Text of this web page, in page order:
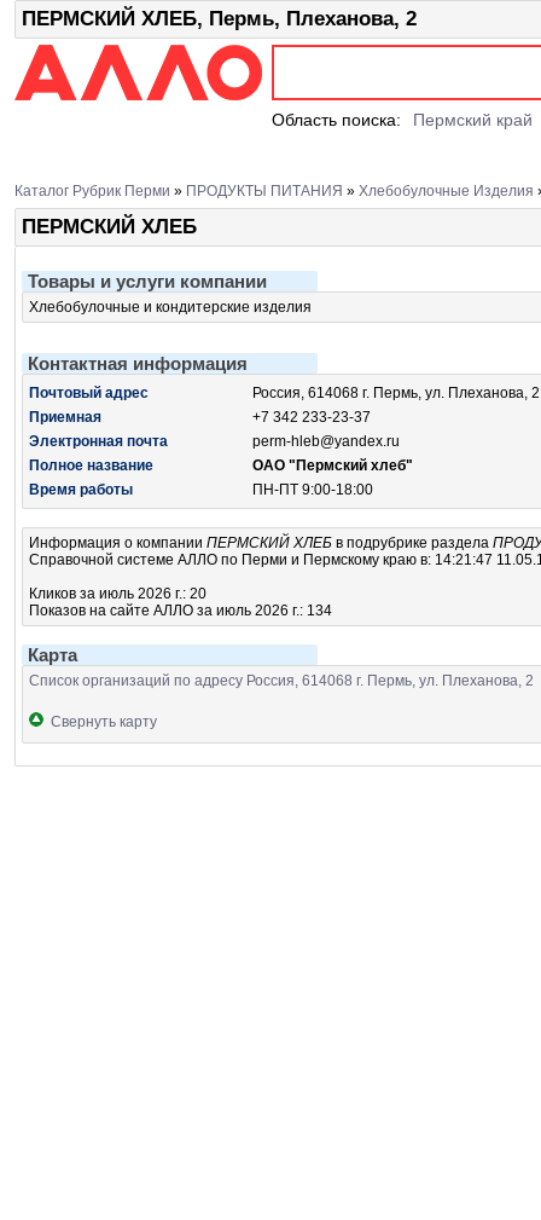
ПЕРМСКИЙ ХЛЕБ, Пермь, Плеханова, 2
Область поиска: Пермский край
Каталог Рубрик Перми » ПРОДУКТЫ ПИТАНИЯ » Хлебобулочные Изделия
ПЕРМСКИЙ ХЛЕБ
Товары и услуги компании
Хлебобулочные и кондитерские изделия
Контактная информация
Почтовый адрес
Россия, 614068 г. Пермь, ул. Плеханова, 2
Приемная
+7 342 233-23-37
Электронная почта
perm-hleb@yandex.ru
Полное название
ОАО "Пермский хлеб"
Время работы
ПН-ПТ 9:00-18:00
Информация о компании ПЕРМСКИЙ ХЛЕБ в подрубрике раздела
Справочной системе АЛЛО по Перми и Пермскому краю в: 14:21:47
Кликов за июль 2026 г.: 20
Показов на сайте АЛЛО за июль 2026 г.: 134
Карта
Список организаций по адресу Россия, 614068 г. Пермь, ул. Плеханова, 2
Свернуть карту